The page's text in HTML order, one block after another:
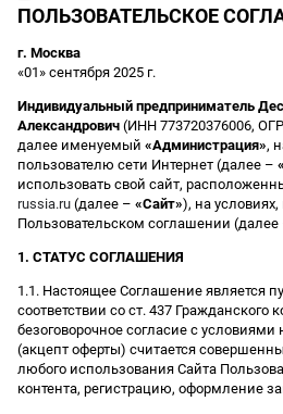
ПОЛЬЗОВАТЕЛЬСКОЕ
г. Москва
«01» сентября 2025 г.
Индивидуальный предприниматель
Александрович (ИНН 773720376006,
далее именуемый «Администрация»,
пользователю сети Интернет (далее –
использовать свой сайт,
russia.ru (далее – «Сайт»), на
Пользовательском соглашении (далее
1. СТАТУС СОГЛАШЕНИЯ
1.1. Настоящее Соглашение является
соответствии со ст. 437 Гражданского
безоговорочное согласие с
(акцепт оферты) считается
любого использования Сайта
контента, регистрацию, оформление